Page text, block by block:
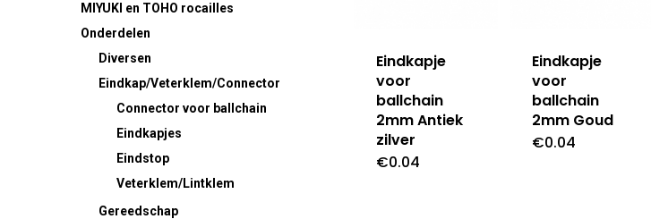
MIYUKI en TOHO rocailles
Onderdelen
Diversen
Eindkap/Veterklem/Connector
Connector voor ballchain
Eindkapjes
Eindstop
Veterklem/Lintklem
Gereedschap
Eindkapje
voor
ballchain
2mm Antiek
zilver
€0.04
Eindkapje
voor
ballchain
2mm Goud
€0.04